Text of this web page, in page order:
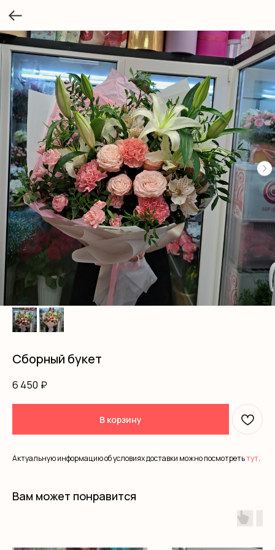
Сборный букет
6 450 ₽
В корзину
Актуальную информацию об условиях доставки можно посмотретьтут.
Вам может понравится